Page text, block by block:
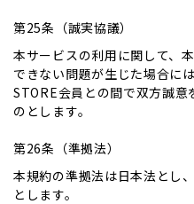
第25条（誠実協議）
本サービスの利用に関して、
できない問題が生じた場合に
STORE会員との間で双方誠意
のとします。
第26条（準拠法）
本規約の準拠法は日本法とし
とします。